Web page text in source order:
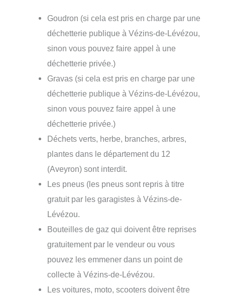
Goudron (si cela est pris en charge par une
déchetterie publique à Vézins-de-Lévézou,
sinon vous pouvez faire appel à une
déchetterie privée.)
Gravas (si cela est pris en charge par une
déchetterie publique à Vézins-de-Lévézou,
sinon vous pouvez faire appel à une
déchetterie privée.)
Déchets verts, herbe, branches, arbres,
plantes dans le département du 12
(Aveyron) sont interdit.
Les pneus (les pneus sont repris à titre
gratuit par les garagistes à Vézins-de-
Lévézou.
Bouteilles de gaz qui doivent être reprises
gratuitement par le vendeur ou vous
pouvez les emmener dans un point de
collecte à Vézins-de-Lévézou.
Les voitures, moto, scooters doivent être